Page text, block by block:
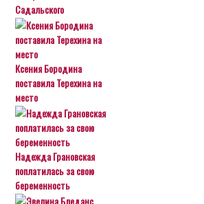
Садальского
Ксения Бородина
поставила Терехина на
место
Надежда Грановская
поплатилась за свою
беременность